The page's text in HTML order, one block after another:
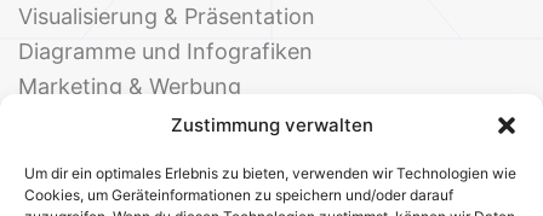
Zustimmung verwalten
Um dir ein optimales Erlebnis zu bieten, verwenden wir Technologien wie
Cookies, um Geräteinformationen zu speichern und/oder darauf
Visualisierung & Präsentation
Diagramme und Infografiken
Marketing & Werbung
Events & Einladungen